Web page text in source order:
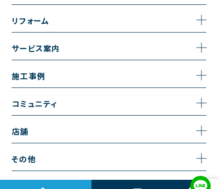
事業内容
採用情報
リフォーム
トイレのリフォーム
キッチンのリフォーム
リノベーション
内装のリフォーム
水回りのリフォーム
サービス案内
サービスの流れ
施工事例
施工事例一覧
お風呂の施工事例
コミュニティ
コミュニティ
お知らせ
店舗
越谷店
その他
お問い合わせ